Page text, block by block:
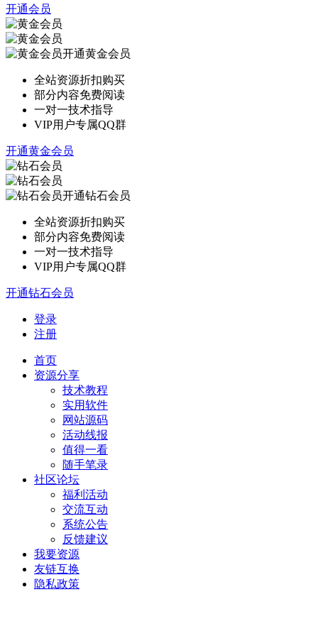
开通会员
开通黄金会员
全站资源折扣购买
部分内容免费阅读
一对一技术指导
VIP用户专属QQ群
开通黄金会员
开通钻石会员
全站资源折扣购买
部分内容免费阅读
一对一技术指导
VIP用户专属QQ群
开通钻石会员
登录
注册
首页
资源分享
技术教程
实用软件
网站源码
活动线报
值得一看
随手笔录
社区论坛
福利活动
交流互动
系统公告
反馈建议
我要资源
友链互换
隐私政策